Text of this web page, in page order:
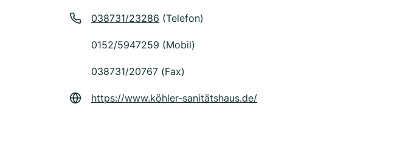
038731/23286 (Telefon)
0152/5947259 (Mobil)
038731/20767 (Fax)
https://www.köhler-sanitätshaus.de/